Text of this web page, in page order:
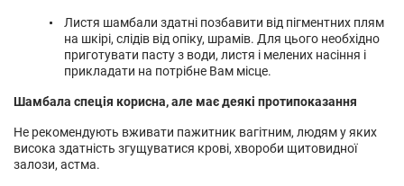
Листя шамбали здатні позбавити від пігментних плям
на шкірі, слідів від опіку, шрамів. Для цього необхідно
приготувати пасту з води, листя і мелених насіння і
прикладати на потрібне Вам місце.
Шамбала спеція корисна, але має деякі протипоказання
Не рекомендують вживати пажитник вагітним, людям у яких
висока здатність згущуватися крові, хвороби щитовидної
залози, астма.